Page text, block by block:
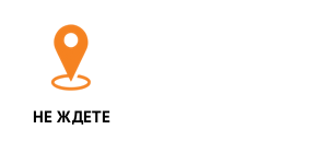
НЕ ЖДЕТЕ